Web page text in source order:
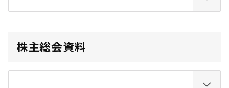
株主総会資料